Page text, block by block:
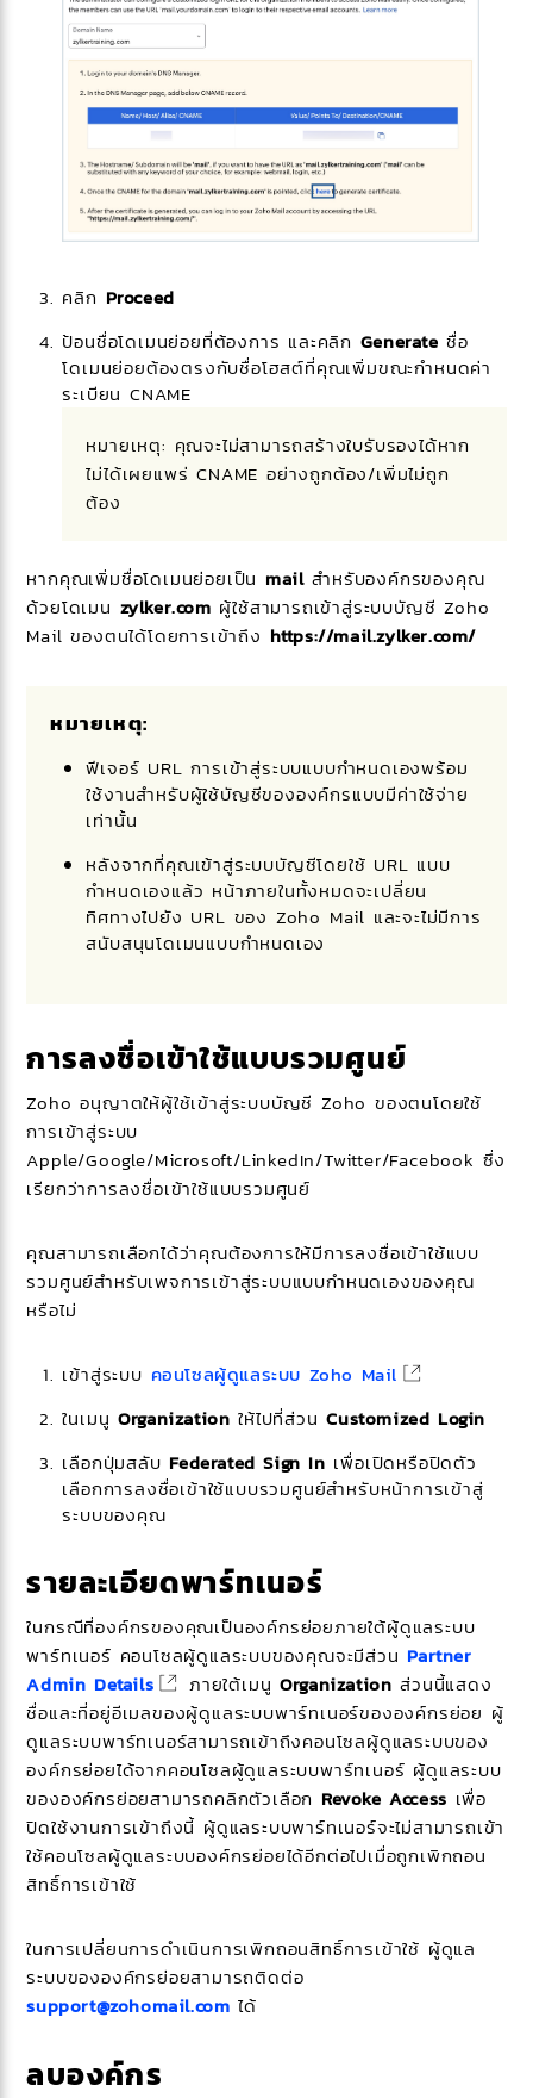
คลิก Proceed
ป้อนชื่อโดเมนย่อยที่ต้องการ และคลิก Generate ชื่อ
โดเมนย่อยต้องตรงกับชื่อโฮสต์ที่คุณเพิ่มขณะกำหนดค่า
ระเบียน CNAME
หมายเหตุ: คุณจะไม่สามารถสร้างใบรับรองได้หาก
ไม่ได้เผยแพร่ CNAME อย่างถูกต้อง/เพิ่มไม่ถูก
ต้อง
หากคุณเพิ่มชื่อโดเมนย่อยเป็น mailสำหรับองค์กรของคุณ
ด้วยโดเมน zylker.com ผู้ใช้สามารถเข้าสู่ระบบบัญชี Zoho
Mail ของตนได้โดยการเข้าถึง https://mail.zylker.com/
หมายเหตุ:
ฟีเจอร์ URL การเข้าสู่ระบบแบบกำหนดเองพร้อม
ใช้งานสำหรับผู้ใช้บัญชีขององค์กรแบบมีค่าใช้จ่าย
เท่านั้น
หลังจากที่คุณเข้าสู่ระบบบัญชีโดยใช้ URL แบบ
กำหนดเองแล้ว หน้าภายในทั้งหมดจะเปลี่ยน
ทิศทางไปยัง URL ของ Zoho Mail และจะไม่มีการ
สนับสนุนโดเมนแบบกำหนดเอง
การลงชื่อเข้าใช้แบบรวมศูนย์
Zoho อนุญาตให้ผู้ใช้เข้าสู่ระบบบัญชี Zoho ของตนโดยใช้
การเข้าสู่ระบบ
Apple/Google/Microsoft/LinkedIn/Twitter/Facebook ซึ่ง
เรียกว่าการลงชื่อเข้าใช้แบบรวมศูนย์
คุณสามารถเลือกได้ว่าคุณต้องการให้มีการลงชื่อเข้าใช้แบบ
รวมศูนย์สำหรับเพจการเข้าสู่ระบบแบบกำหนดเองของคุณ
หรือไม่
เข้าสู่ระบบ คอนโซลผู้ดูแลระบบ Zoho Mail
ในเมนูOrganization ให้ไปที่ส่วนCustomized Login
เลือกปุ่มสลับ Federated Sign In เพื่อเปิดหรือปิดตัว
เลือกการลงชื่อเข้าใช้แบบรวมศูนย์สำหรับหน้าการเข้าสู่
ระบบของคุณ
รายละเอียดพาร์ทเนอร์
ในกรณีที่องค์กรของคุณเป็นองค์กรย่อยภายใต้ผู้ดูแลระบบ
พาร์ทเนอร์ คอนโซลผู้ดูแลระบบของคุณจะมีส่วน Partner
Admin Details
ภายใต้เมนูOrganization ส่วนนี้แสดง
ชื่อและที่อยู่อีเมลของผู้ดูแลระบบพาร์ทเนอร์ขององค์กรย่อย ผู้
ดูแลระบบพาร์ทเนอร์สามารถเข้าถึงคอนโซลผู้ดูแลระบบของ
องค์กรย่อยได้จากคอนโซลผู้ดูแลระบบพาร์ทเนอร์ ผู้ดูแลระบบ
ขององค์กรย่อยสามารถคลิกตัวเลือก Revoke Access เพื่อ
ปิดใช้งานการเข้าถึงนี้ ผู้ดูแลระบบพาร์ทเนอร์จะไม่สามารถเข้า
ใช้คอนโซลผู้ดูแลระบบองค์กรย่อยได้อีกต่อไปเมื่อถูกเพิกถอน
สิทธิ์การเข้าใช้
ในการเปลี่ยนการดำเนินการเพิกถอนสิทธิ์การเข้าใช้ ผู้ดูแล
ระบบขององค์กรย่อยสามารถติดต่อ
support@zohomail.com ได้
ลบองค์กร